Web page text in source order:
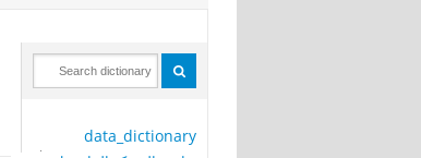
data_dictionary